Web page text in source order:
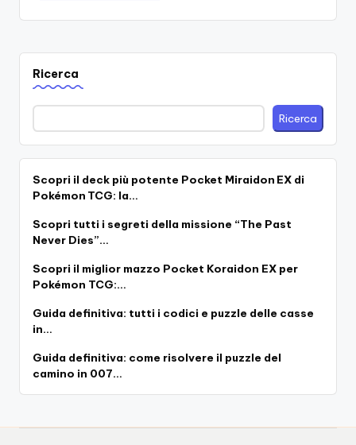
Ricerca
Ricerca
Scopri il deck più potente Pocket Miraidon EX di
Pokémon TCG: la…
Scopri tutti i segreti della missione “The Past
Never Dies”…
Scopri il miglior mazzo Pocket Koraidon EX per
Pokémon TCG:…
Guida definitiva: tutti i codici e puzzle delle casse
in…
Guida definitiva: come risolvere il puzzle del
camino in 007…